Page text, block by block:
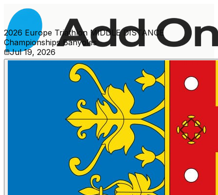
Més esdeveniments
2026 Europe Triathlon MIDDLE DISTANCE
Championships Banyoles
Jul 19, 2026